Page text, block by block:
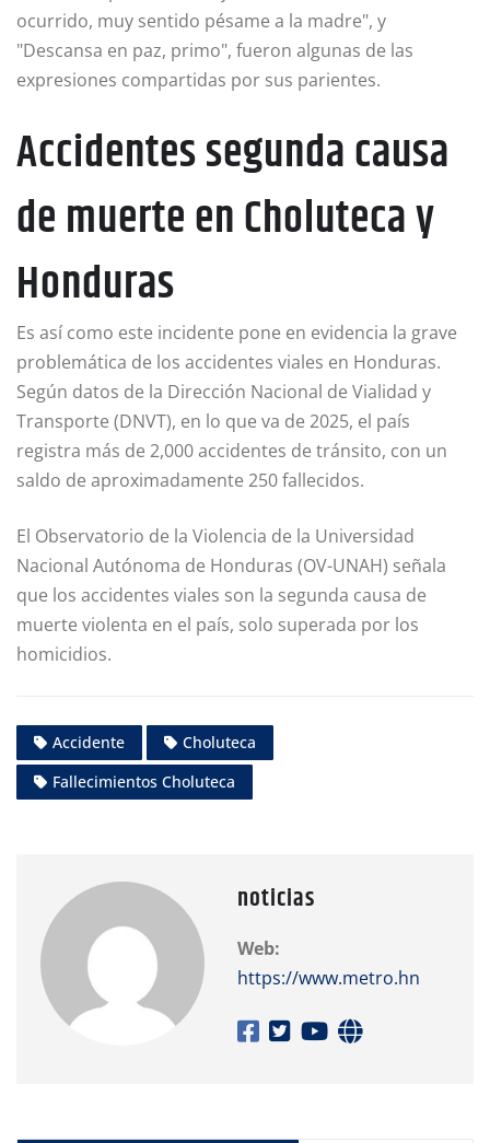
ocurrido, muy sentido pésame a la madre", y
"Descansa en paz, primo", fueron algunas de las
expresiones compartidas por sus parientes.
Accidentes segunda causa
de muerte en Choluteca y
Honduras
Es así como este incidente pone en evidencia la grave
problemática de los accidentes viales en Honduras.
Según datos de la Dirección Nacional de Vialidad y
Transporte (DNVT), en lo que va de 2025, el país
registra más de 2,000 accidentes de tránsito, con un
saldo de aproximadamente 250 fallecidos.
El Observatorio de la Violencia de la Universidad
Nacional Autónoma de Honduras (OV-UNAH) señala
que los accidentes viales son la segunda causa de
muerte violenta en el país, solo superada por los
homicidios.
Accidente
Choluteca
Fallecimientos Choluteca
noticias
Web:
https://www.metro.hn